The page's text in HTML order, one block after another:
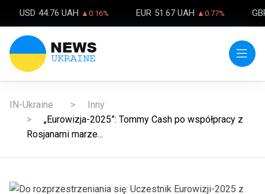
USD 44.76 UAH ▲0.16% EUR 51.67 UAH ▲0.77%
IN-Ukraine
Inny
„Eurowizja-2025”: Tommy Cash po współpracy z
Rosjanami marze...